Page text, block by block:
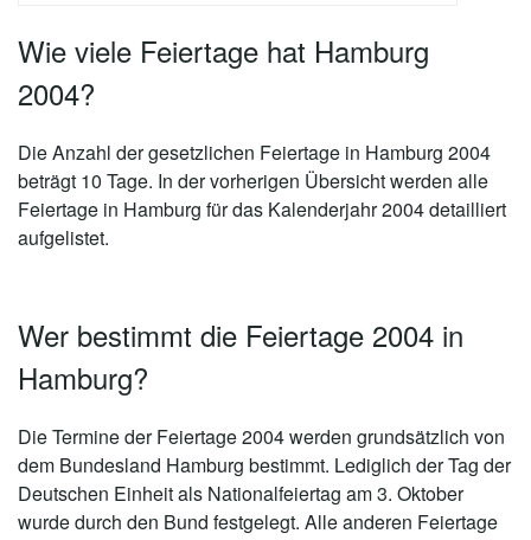
Wie viele Feiertage hat Hamburg
2004?
Die Anzahl der gesetzlichen Feiertage in Hamburg 2004
beträgt 10 Tage. In der vorherigen Übersicht werden alle
Feiertage in Hamburg für das Kalenderjahr 2004 detailliert
aufgelistet.
Wer bestimmt die Feiertage 2004 in
Hamburg?
Die Termine der Feiertage 2004 werden grundsätzlich von
dem Bundesland Hamburg bestimmt. Lediglich der Tag der
Deutschen Einheit als Nationalfeiertag am 3. Oktober
wurde durch den Bund festgelegt. Alle anderen Feiertage